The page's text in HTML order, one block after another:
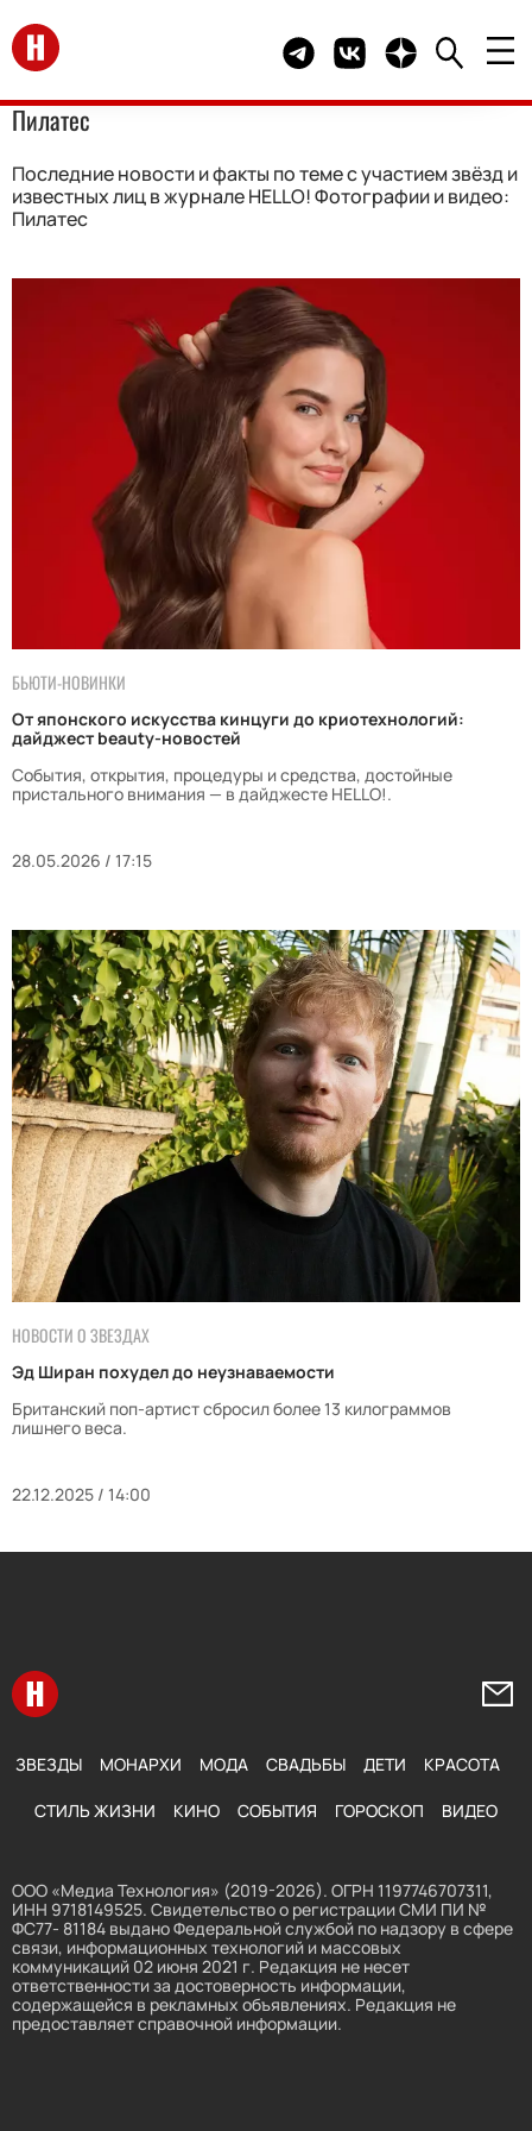
Перейти на главную Telegram канал HELLO
Группа HELLO
Канал HELLO в
Пилатес
Последние новости и факты по теме с участием звёзд и
известных лиц в журнале HELLO! Фотографии и видео:
Пилатес
БЬЮТИ-НОВИНКИ
От японского искусства кинцуги до криотехнологий:
дайджест beauty-новостей
События, открытия, процедуры и средства, достойные
пристального внимания — в дайджесте HELLO!.
28.05.2026 / 17:15
НОВОСТИ О ЗВЕЗДАХ
Эд Ширан похудел до неузнаваемости
Британский поп-артист сбросил более 13 килограммов
лишнего веса.
22.12.2025 / 14:00
Перейти на главную
ЗВЕЗДЫ МОНАРХИ МОДА СВАДЬБЫ ДЕТИ КРАСОТА
СТИЛЬ ЖИЗНИ КИНО СОБЫТИЯ ГОРОСКОП ВИДЕО
ООО «Медиа Технология» (2019-2026). ОГРН 1197746707311,
ИНН 9718149525. Свидетельство о регистрации СМИ ПИ №
ФС77- 81184 выдано Федеральной службой по надзору в сфере
связи, информационных технологий и массовых
коммуникаций 02 июня 2021 г. Редакция не несет
ответственности за достоверность информации,
содержащейся в рекламных объявлениях. Редакция не
предоставляет справочной информации.